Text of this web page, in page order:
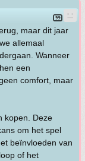
maar dit jaar
allemaal
Wanneer
een
comfort, maar
kopen. Deze
om het spel
beïnvloeden van
of het